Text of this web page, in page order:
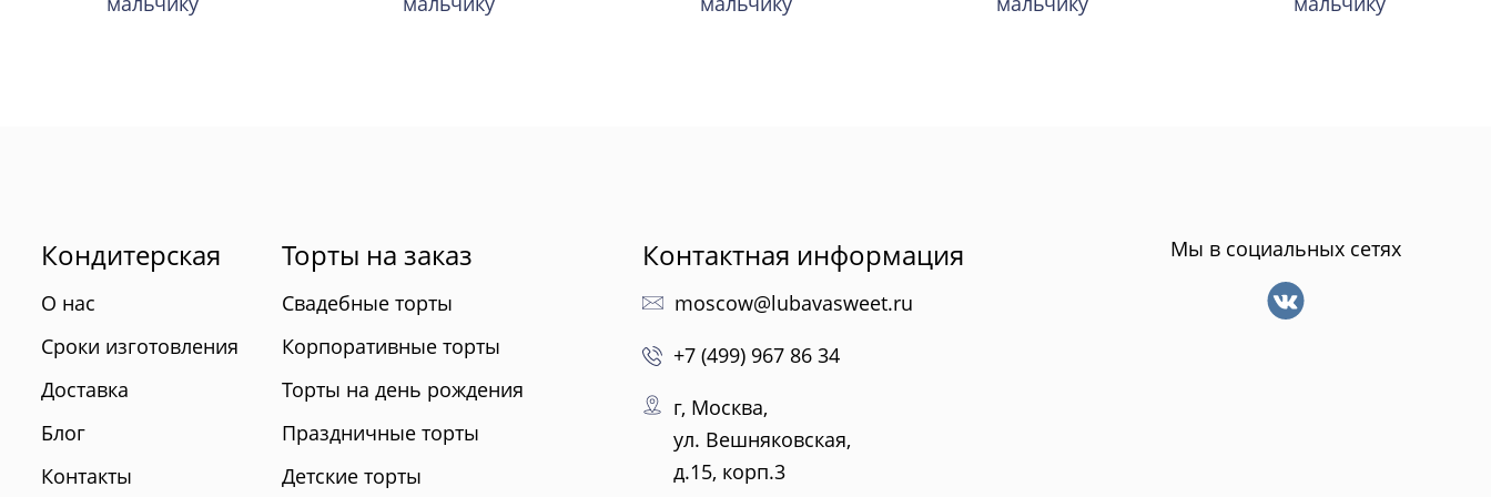
Кондитерская
О нас
Сроки изготовления
Доставка
Блог
Контакты
Торты на заказ
Свадебные торты
Корпоративные торты
Торты на день рождения
Праздничные торты
Детские торты
Контактная информация
moscow@lubavasweet.ru
+7 (499) 967 86 34
г, Москва,
ул. Вешняковская,
д.15, корп.3
Мы в социальных сетях